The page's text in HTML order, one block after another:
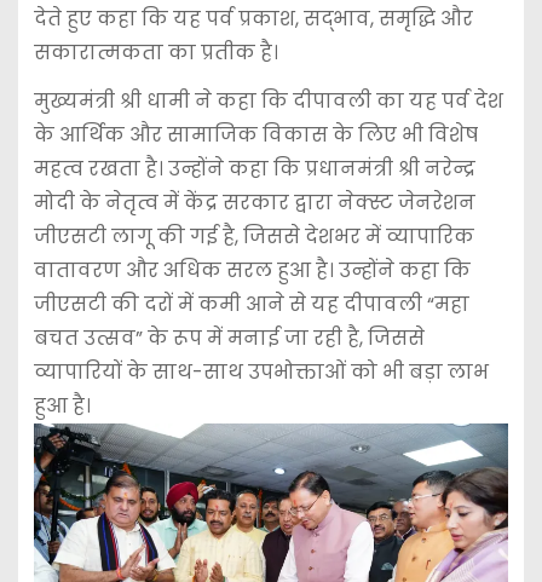
देते हुए कहा कि यह पर्व प्रकाश, सद्भाव, समृद्धि और
सकारात्मकता का प्रतीक है।
मुख्यमंत्री श्री धामी ने कहा कि दीपावली का यह पर्व देश
के आर्थिक और सामाजिक विकास के लिए भी विशेष
महत्व रखता है। उन्होंने कहा कि प्रधानमंत्री श्री नरेन्द्र
मोदी के नेतृत्व में केंद्र सरकार द्वारा नेक्स्ट जेनरेशन
जीएसटी लागू की गई है, जिससे देशभर में व्यापारिक
वातावरण और अधिक सरल हुआ है। उन्होंने कहा कि
जीएसटी की दरों में कमी आने से यह दीपावली “महा
बचत उत्सव” के रूप में मनाई जा रही है, जिससे
व्यापारियों के साथ-साथ उपभोक्ताओं को भी बड़ा लाभ
हुआ है।